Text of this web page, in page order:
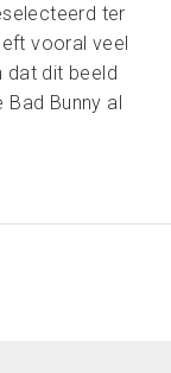
ter
vooral veel
dat dit beeld
Bunny al